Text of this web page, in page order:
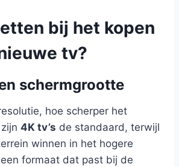
bij het kopen
tv?
schermgrootte
hoe scherper het
4K tv’s de standaard, terwijl
winnen in het hogere
formaat dat past bij de